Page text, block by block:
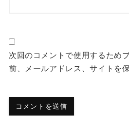
次回のコメントで使用するため
前、メールアドレス、サイトを保